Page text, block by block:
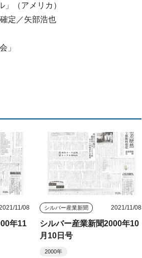
（アメリカ）
定／矢部浩也
」
11/08
年11
シルバー産業新聞 2021/11/08
シルバー産業新聞2000年10
月10日号
2000年